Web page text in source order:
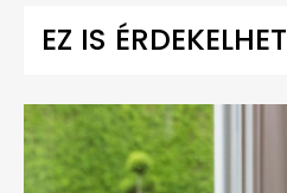
EZ IS ÉRDEKELHET